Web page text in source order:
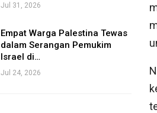
Jul 31, 2026
Empat Warga Palestina Tewas
dalam Serangan Pemukim
Israel di…
Jul 24, 2026